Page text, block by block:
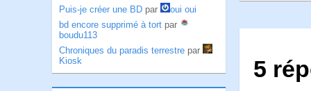
Puis-je créer une BD par
oui oui
bd encore supprimé à tort par
boudu113
Chroniques du paradis terrestre par
Kiosk
5